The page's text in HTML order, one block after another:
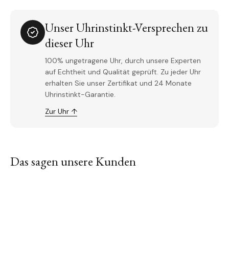
Unser Uhrinstinkt-Versprechen zu
dieser Uhr
100% ungetragene Uhr, durch unsere Experten
auf Echtheit und Qualität geprüft. Zu jeder Uhr
erhalten Sie unser Zertifikat und 24 Monate
Uhrinstinkt-Garantie.
Zur Uhr ↑
Das sagen unsere Kunden